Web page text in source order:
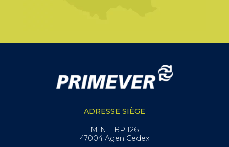
ADRESSE SIÈGE
MIN – BP 126
47004 Agen Cedex